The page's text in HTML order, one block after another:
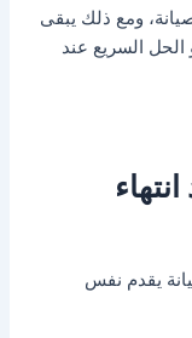
ومع ذلك يبقى
الحل السريع عند
يقدم نفس